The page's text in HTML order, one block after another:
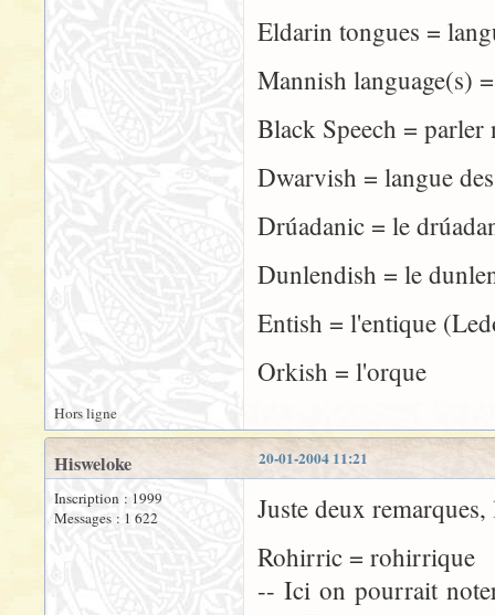
Eldarin tongues =
Mannish language(s)
Black Speech = parler
Dwarvish = langue
Drúadanic = le
Dunlendish = le
Entish = l'entique
Orkish = l'orque
Hors ligne
20-01-2004 11:21
Hisweloke
Inscription : 1999
Messages : 1 622
Juste deux
Rohirric = rohirrique
-- Ici on pourrait